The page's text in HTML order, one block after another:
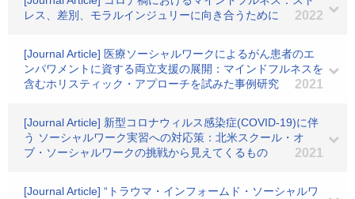
レス、差別、モラルインジュリーに向き合うために
2022
[Journal Article] 医療ソーシャルワークによるがん患者のエ
ンパワメントに資する両立支援の展開：マインドフルネスを
含むホリスティック・アプローチを試みた事例研究
2021
[Journal Article] 新型コロナウィルス感染症(COVID-19)に伴
う ソーシャルワーク実習への対応策：北米スクール・オ
ブ・ソーシャルワークの挑戦から見えてくるもの
2021
[Journal Article] “トラウマ・インフォームド・ソーシャルワ